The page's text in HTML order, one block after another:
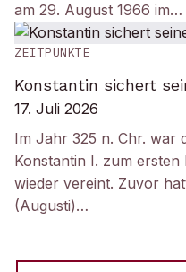
am 29. August 1966 im…
ZEITPUNKTE
Konstantin sichert
17. Juli 2026
Im Jahr 325 n. Chr. war
Konstantin I. zum
wieder vereint. Zuvor
(Augusti)…